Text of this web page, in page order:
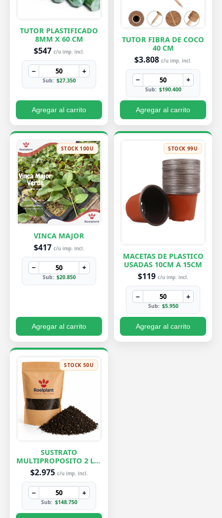
TUTOR PLASTIFICADO
8MM X 60 CM
$547 c/u imp. incl.
− +
Sub: $27.350
Agregar al carrito
TUTOR FIBRA DE COCO
40 CM
$3.808 c/u imp. incl.
− +
Sub: $190.400
Agregar al carrito
STOCK 100U
VINCA MAJOR
$417 c/u imp. incl.
− +
Sub: $20.850
Agregar al carrito
STOCK 99U
MACETAS DE PLASTICO
USADAS 10CM A 15CM
$119 c/u imp. incl.
− +
Sub: $5.950
Agregar al carrito
STOCK 50U
SUSTRATO
MULTIPROPOSITO 2 LTS
ROELPLANT
$2.975 c/u imp. incl.
− +
Sub: $148.750